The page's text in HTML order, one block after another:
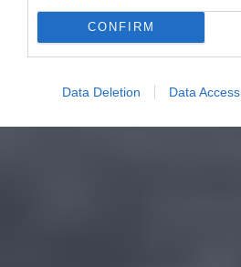
CONFIRM
Data Deletion Data Access